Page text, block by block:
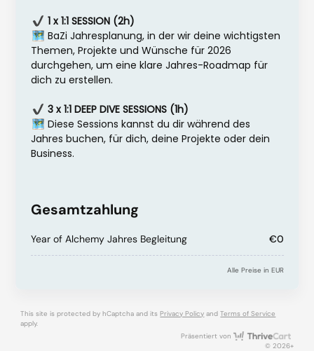
1 x 1:1 SESSION (2h)
BaZi Jahresplanung, in der wir deine wichtigsten
Themen, Projekte und Wünsche für 2026
durchgehen, um eine klare Jahres-Roadmap für
dich zu erstellen.
3 x 1:1 DEEP DIVE SESSIONS (1h)
Diese Sessions kannst du dir während des
Jahres buchen, für dich, deine Projekte oder dein
Business.
Gesamtzahlung
Year of Alchemy Jahres Begleitung €0
Alle Preise in EUR
This site is protected by hCaptcha and itsPrivacy Policy andTerms of Service
apply.
Präsentiert von
© 2026+